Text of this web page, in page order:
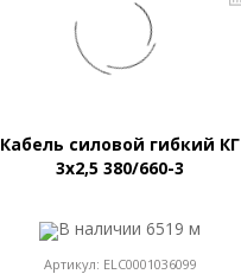
Кабель силовой гибкий КГ
3x2,5 380/660-3
В наличии6519 м
Артикул: ELC0001036099